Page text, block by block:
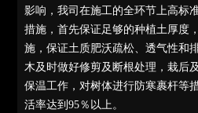
影响，我司在施工的全环节上高标
措施，首先保证足够的种植土厚度
施，保证土质肥沃疏松、透气性和
木及时做好修剪及断根处理，栽后
保温工作，对树体进行防寒裹杆等
活率达到95％以上。